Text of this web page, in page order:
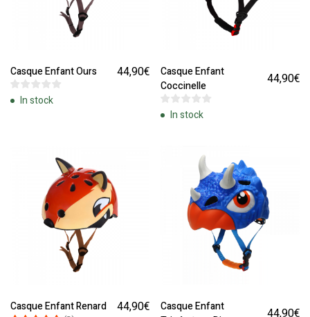
Casque Enfant Ours 44,90€
In stock
Casque Enfant
Coccinelle
44,90€
In stock
Casque Enfant Renard 44,90€
Casque Enfant
44,90€